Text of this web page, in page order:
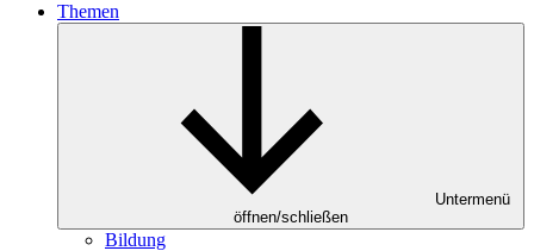
Themen
Untermenü
öffnen/schließen
Bildung